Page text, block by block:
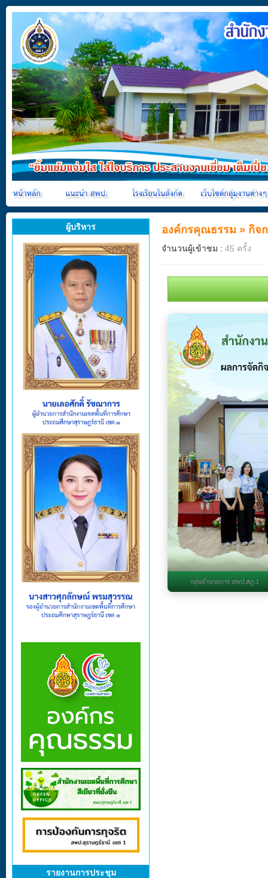
ผู้บริหาร
รายงานการประชุม
องค์กรคุณธรรม » กิจ
จำนวนผู้เข้าชม : 45 ครั้ง